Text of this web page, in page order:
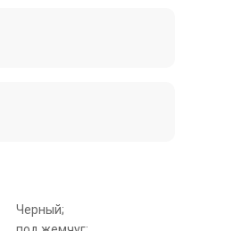
Черный;